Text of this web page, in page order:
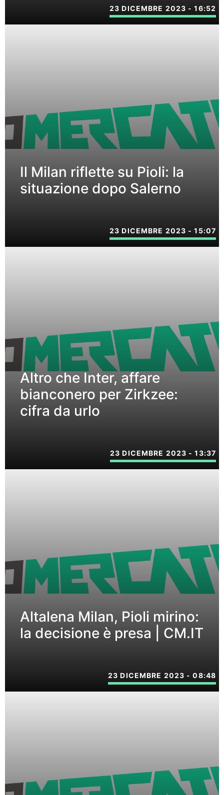
23 DICEMBRE 2023 - 16:52
Il Milan riflette su Pioli: la
situazione dopo Salerno
23 DICEMBRE 2023 - 15:07
Altro che Inter, affare
bianconero per Zirkzee:
cifra da urlo
23 DICEMBRE 2023 - 13:37
Altalena Milan, Pioli mirino:
la decisione è presa | CM.IT
23 DICEMBRE 2023 - 08:48